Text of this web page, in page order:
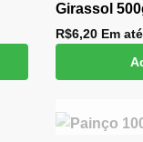
Girassol
R$6,20 Em